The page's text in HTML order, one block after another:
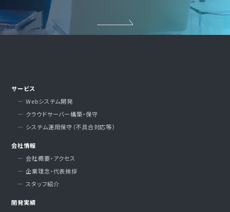
サービス
Webシステム開発
クラウドサーバー構築・保守
システム運用保守（不具合対応等）
会社情報
会社概要・アクセス
企業理念・代表挨拶
スタッフ紹介
開発実績